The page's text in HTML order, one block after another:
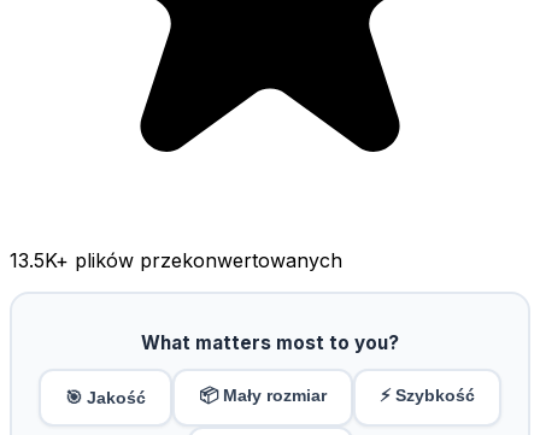
13.5K+ plików przekonwertowanych
What matters most to you?
🎯 Jakość 📦 Mały rozmiar ⚡ Szybkość